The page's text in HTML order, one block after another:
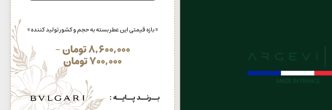
« بازه قیمتی این عطر بسته به حجم و کشور تولید کننده »
8,600,000تومان–
700,000تومان
بــرنــد پــایــه :